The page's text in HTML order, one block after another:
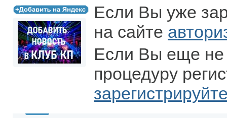
Если Вы уже
на сайте
Если Вы еще не
процедуру